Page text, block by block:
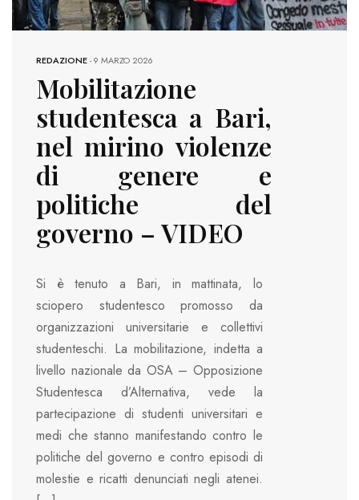
REDAZIONE-9 MARZO 2026
Mobilitazione
studentesca a Bari,
nel mirino violenze
di genere e
politiche del
governo – VIDEO
Si è tenuto a Bari, in mattinata, lo
sciopero studentesco promosso da
organizzazioni universitarie e collettivi
studenteschi. La mobilitazione, indetta a
livello nazionale da OSA – Opposizione
Studentesca d’Alternativa, vede la
partecipazione di studenti universitari e
medi che stanno manifestando contro le
politiche del governo e contro episodi di
molestie e ricatti denunciati negli atenei.